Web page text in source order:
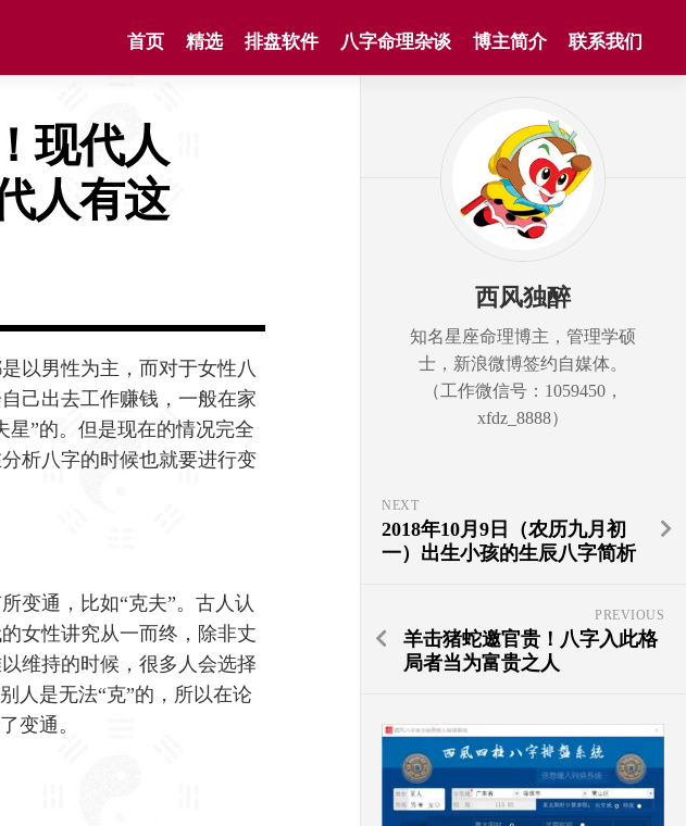
首页 精选 排盘软件 八字命理杂谈 博主简介 联系我们
现代人
人有这
以男性为主，而对于女性八
己出去工作赚钱，一般在家
”的。但是现在的情况完全
析八字的时候也就要进行变
变通，比如“克夫”。古人认
女性讲究从一而终，除非丈
维持的时候，很多人会选择
人是无法“克”的，所以在论
变通。
西风独醉
知名星座命理博主，管理学硕
士，新浪微博签约自媒体。
（工作微信号：1059450，
xfdz_8888）
NEXT
2018年10月9日（农历九月初
一）出生小孩的生辰八字简析
PREVIOUS
羊击猪蛇邀官贵！八字入此格
局者当为富贵之人